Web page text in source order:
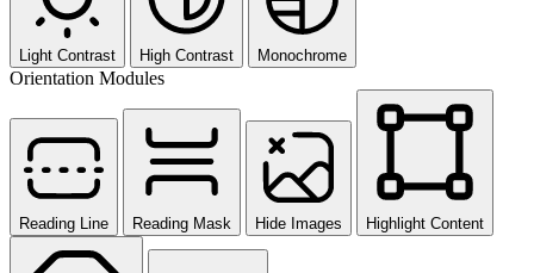
Light Contrast High Contrast Monochrome
Orientation Modules
Reading Line Reading Mask Hide Images Highlight Content